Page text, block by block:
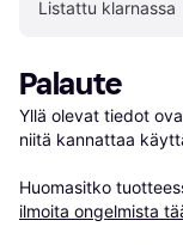
Listattu klarnassa
Palaute
Yllä olevat tiedot
niitä kannattaa
Huomasitko
ilmoita ongelmista